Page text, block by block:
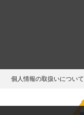
個人情報の取扱いについて